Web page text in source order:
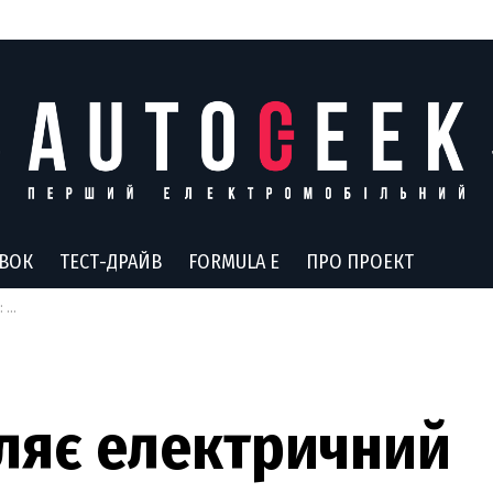
ТЕСТ-ДРАЙВ FORMULA E ПРО ПРОЕКТ
електричний